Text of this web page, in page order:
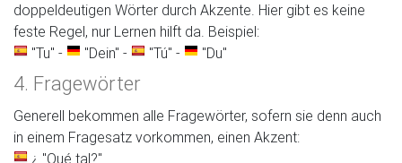
doppeldeutigen Wörter durch Akzente. Hier gibt es keine
feste Regel, nur Lernen hilft da. Beispiel:
"Tu" -
"Dein" - "Tú" - "Du"
4. Fragewörter
Generell bekommen alle Fragewörter, sofern sie denn auch
in einem Fragesatz vorkommen, einen Akzent:
¿ "Qué tal?"